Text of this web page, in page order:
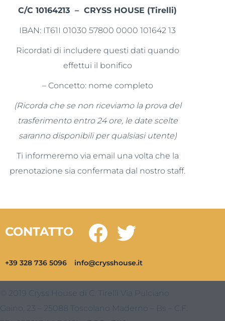
C/C 10164213 – CRYSS HOUSE (Tirelli)
IBAN: IT61I 01030 57800 0000 101642 13
Ricordati di includere questi dati quando
effettui il bonifico
– Concetto: nome completo
(Ricorda che se non riceviamo la prova del
trasferimento entro 24 ore, le date scelte
saranno disponibili per qualsiasi utente)
Ti informeremo via email una volta che la
prenotazione sia confermata dal nostro staff.
CONTATTO
+39 328 736 5096 info@crysshouse.it
© 2019 Cryss House di C. Tirelli Via Pulciano
Gaino, 23 – 25088 Toscolano Maderno – Bs – C.F.